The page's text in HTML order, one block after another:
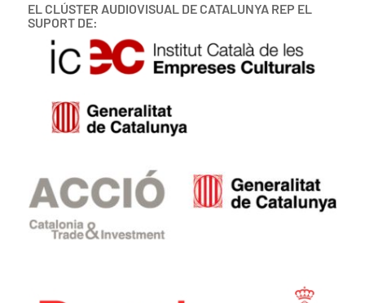
EL CLÚSTER AUDIOVISUAL DE CATALUNYA REP EL
SUPORT DE: